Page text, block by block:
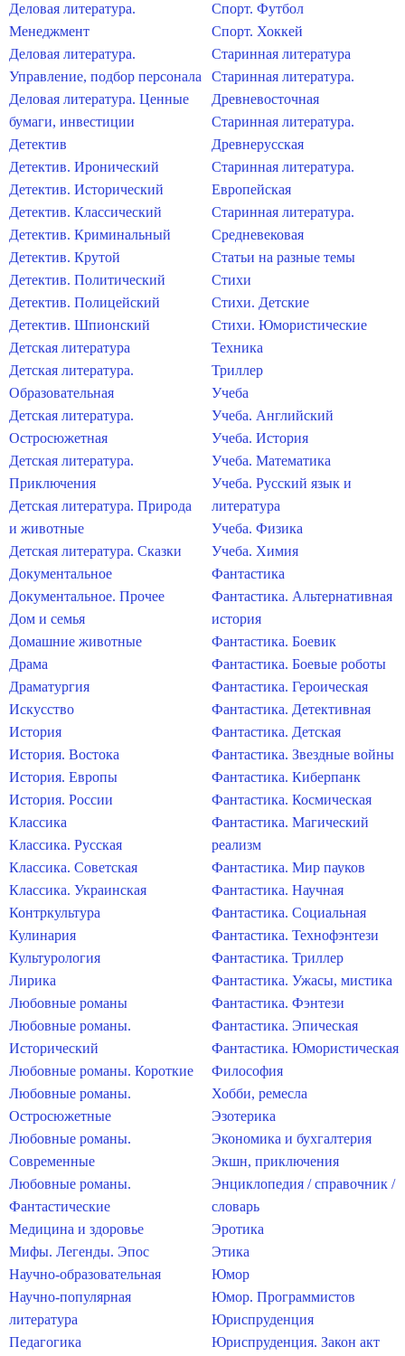
Деловая литература.
Менеджмент
Деловая литература.
Управление, подбор персонала
Деловая литература. Ценные
бумаги, инвестиции
Детектив
Детектив. Иронический
Детектив. Исторический
Детектив. Классический
Детектив. Криминальный
Детектив. Крутой
Детектив. Политический
Детектив. Полицейский
Детектив. Шпионский
Детская литература
Детская литература.
Образовательная
Детская литература.
Остросюжетная
Детская литература.
Приключения
Детская литература. Природа
и животные
Детская литература. Сказки
Документальное
Документальное. Прочее
Дом и семья
Домашние животные
Драма
Драматургия
Искусство
История
История. Востока
История. Европы
История. России
Классика
Классика. Русская
Классика. Советская
Классика. Украинская
Контркультура
Кулинария
Культурология
Лирика
Любовные романы
Любовные романы.
Исторический
Любовные романы. Короткие
Любовные романы.
Остросюжетные
Любовные романы.
Современные
Любовные романы.
Фантастические
Медицина и здоровье
Мифы. Легенды. Эпос
Научно-образовательная
Научно-популярная
литература
Педагогика
Спорт. Футбол
Спорт. Хоккей
Старинная литература
Старинная литература.
Древневосточная
Старинная литература.
Древнерусская
Старинная литература.
Европейская
Старинная литература.
Средневековая
Статьи на разные темы
Стихи
Стихи. Детские
Стихи. Юмористические
Техника
Триллер
Учеба
Учеба. Английский
Учеба. История
Учеба. Математика
Учеба. Русский язык и
литература
Учеба. Физика
Учеба. Химия
Фантастика
Фантастика. Альтернативная
история
Фантастика. Боевик
Фантастика. Боевые роботы
Фантастика. Героическая
Фантастика. Детективная
Фантастика. Детская
Фантастика. Звездные войны
Фантастика. Киберпанк
Фантастика. Космическая
Фантастика. Магический
реализм
Фантастика. Мир пауков
Фантастика. Научная
Фантастика. Социальная
Фантастика. Технофэнтези
Фантастика. Триллер
Фантастика. Ужасы, мистика
Фантастика. Фэнтези
Фантастика. Эпическая
Фантастика. Юмористическая
Философия
Хобби, ремесла
Эзотерика
Экономика и бухгалтерия
Экшн, приключения
Энциклопедия / справочник /
словарь
Эротика
Этика
Юмор
Юмор. Программистов
Юриспруденция
Юриспруденция. Закон акт